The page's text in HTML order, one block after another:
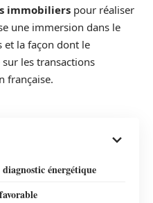
immobiliers pour réaliser
une immersion dans le
et la façon dont le
les transactions
française.
énergétique